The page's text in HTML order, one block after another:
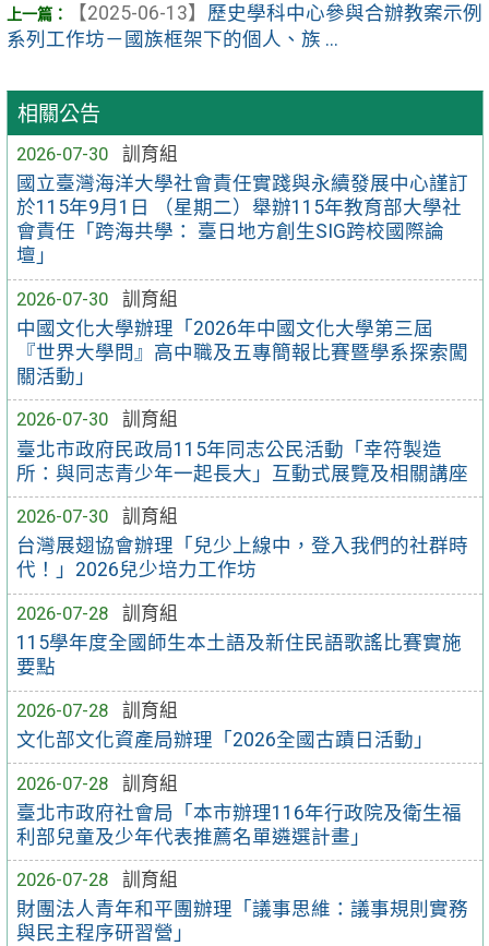
相關公告
2026-07-30
訓育組
國立臺灣海洋大學社會責任實踐與永續發展中心謹訂
於115年9月1日 （星期二）舉辦115年教育部大學社
會責任「跨海共學： 臺日地方創生SIG跨校國際論
壇」
2026-07-30
訓育組
中國文化大學辦理「2026年中國文化大學第三屆
『世界大學問』高中職及五專簡報比賽暨學系探索闖
關活動」
2026-07-30
訓育組
臺北市政府民政局115年同志公民活動「幸符製造
所：與同志青少年一起長大」互動式展覽及相關講座
2026-07-30
訓育組
台灣展翅協會辦理「兒少上線中，登入我們的社群時
代！」2026兒少培力工作坊
2026-07-28
訓育組
115學年度全國師生本土語及新住民語歌謠比賽實施
要點
2026-07-28
訓育組
文化部文化資產局辦理「2026全國古蹟日活動」
2026-07-28
訓育組
臺北市政府社會局「本市辦理116年行政院及衛生福
利部兒童及少年代表推薦名單遴選計畫」
2026-07-28
訓育組
財團法人青年和平團辦理「議事思維：議事規則實務
與民主程序研習營」
【2025-06-13】 歷史學科中心參與合辦教案示例
系列工作坊－國族框架下的個人、族 ...